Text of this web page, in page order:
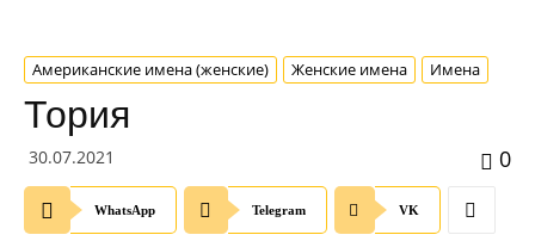
Американские имена (женские) Женские имена Имена
Тория
30.07.2021 0
WhatsApp Telegram VK